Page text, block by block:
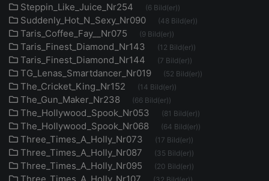
Steppin_Like_Juice_Nr254 (6 Bild(er))
Suddenly_Hot_N_Sexy_Nr090 (48 Bild(er))
Taris_Coffee_Fay__Nr075 (9 Bild(er))
Taris_Finest_Diamond_Nr143 (12 Bild(er))
Taris_Finest_Diamond_Nr144 (7 Bild(er))
TG_Lenas_Smartdancer_Nr019 (52 Bild(er))
The_Cricket_King_Nr152 (14 Bild(er))
The_Gun_Maker_Nr238 (66 Bild(er))
The_Hollywood_Spook_Nr053 (81 Bild(er))
The_Hollywood_Spook_Nr068 (64 Bild(er))
Three_Times_A_Holly_Nr073 (17 Bild(er))
Three_Times_A_Holly_Nr087 (35 Bild(er))
Three_Times_A_Holly_Nr095 (20 Bild(er))